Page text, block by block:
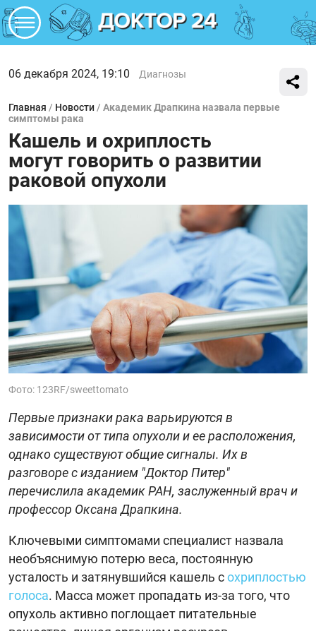
06 декабря 2024, 19:10 Диагнозы
Главная / Новости / Академик Драпкина назвала первые
симптомы рака
Кашель и охриплость
могут говорить о развитии
раковой опухоли
Фото: 123RF/sweettomato
Первые признаки рака варьируются в
зависимости от типа опухоли и ее расположения,
однако существуют общие сигналы. Их в
разговоре с изданием "Доктор Питер"
перечислила академик РАН, заслуженный врач и
профессор Оксана Драпкина.
Ключевыми симптомами специалист назвала
необъяснимую потерю веса, постоянную
усталость и затянувшийся кашель сохриплостью
голоса. Масса может пропадать из-за того, что
опухоль активно поглощает питательные